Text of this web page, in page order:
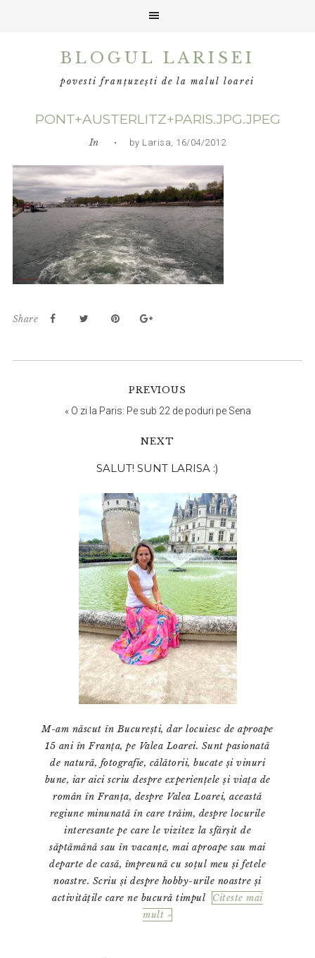
BLOGUL LARISEI
povesti franțuzești de la malul loarei
PONT+AUSTERLITZ+PARIS.JPG.JPEG
In • by Larisa, 16/04/2012
Share
PREVIOUS
« O zi la Paris: Pe sub 22 de poduri pe Sena
NEXT
principală
SALUT! SUNT LARISA :)
M-am născut în București, dar locuiesc de aproape
15 ani în Franța, pe Valea Loarei. Sunt pasionată
de natură, fotografie, călătorii, bucate și vinuri
bune, iar aici scriu despre experiențele și viața de
român în Franța, despre Valea Loarei, această
regiune minunată în care trăim, despre locurile
interesante pe care le vizitez la sfârșit de
săptămână sau în vacanțe, mai aproape sau mai
departe de casă, împreună cu soțul meu și fetele
noastre. Scriu și despre hobby-urile noastre și
activitățile care ne bucură timpul
Citeste mai
mult »